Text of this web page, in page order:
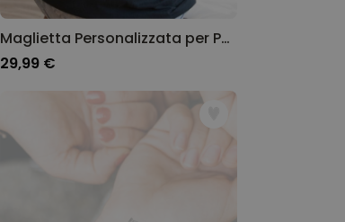
Maglietta Personalizzata per Papà con Foto in bianco e nero e testo
29,99 €